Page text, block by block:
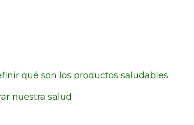
qué son los productos saludables
nuestra salud